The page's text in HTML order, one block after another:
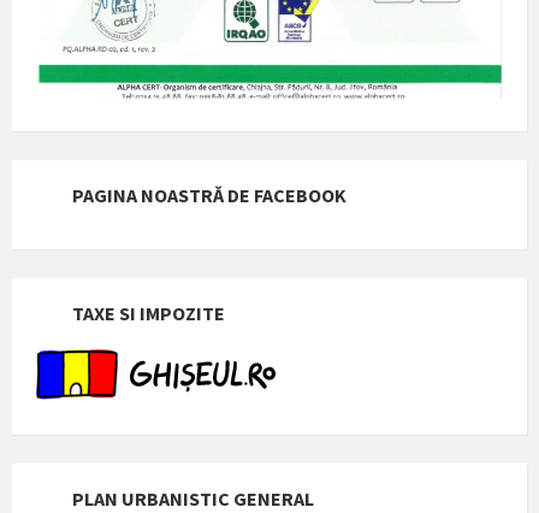
PAGINA NOASTRĂ DE FACEBOOK
TAXE SI IMPOZITE
PLAN URBANISTIC GENERAL